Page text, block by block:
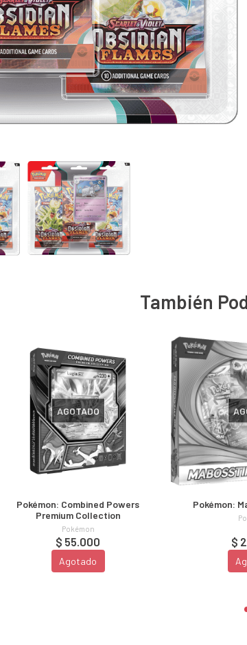
También
AGOTADO
Pokémon: Combined Powers
Premium Collection
Pokémon
$ 55.000
Agotado
Pokémon:
$